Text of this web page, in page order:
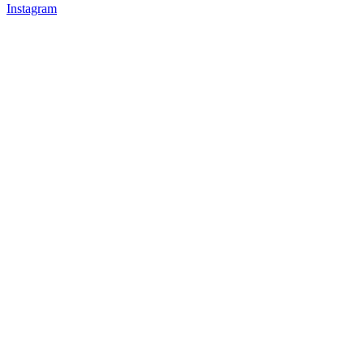
Instagram